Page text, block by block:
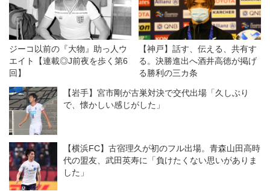
ジーコ以前の『大物』助っ人ウ
エイト【連載◎J前夜を歩く第6
回】
【神戸】話す、伝える、共有す
る。決勝進出へ酒井高徳が掲げ
る勝利の三カ条
【岩手】宮市剛が古巣対決で交代出場「久しぶり
で、懐かしい感じがした」
【横浜FC】古宿理久が初のフル出場。青森山田高時
代の盟友、武田英寿に「負けたくない思いがありま
した」